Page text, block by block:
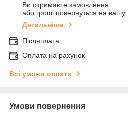
Ви отримаєте замовлення
або гроші повернуться на вашу
Детальніше
Післяплата
Оплата на рахунок
Всі умови оплати
Умови повернення